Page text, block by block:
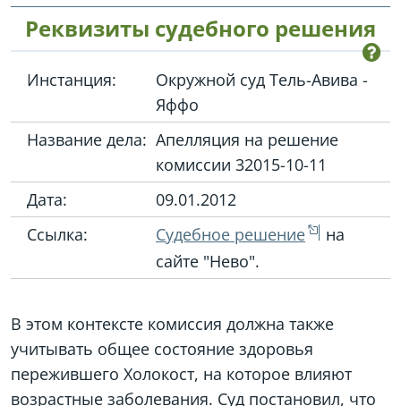
Реквизиты судебного решения
Инстанция:
Окружной суд Тель-Авива -
Яффо
Название дела: Апелляция на решение
комиссии 32015-10-11
Дата:
09.01.2012
Ссылка:
Судебное решение
на
сайте "Нево".
В этом контексте комиссия должна также
учитывать общее состояние здоровья
пережившего Холокост, на которое влияют
возрастные заболевания. Суд постановил, что